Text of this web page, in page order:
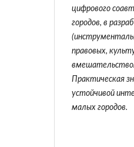
цифрового
городов, в
правовых,
Практическая
устойчивой
малых городов.